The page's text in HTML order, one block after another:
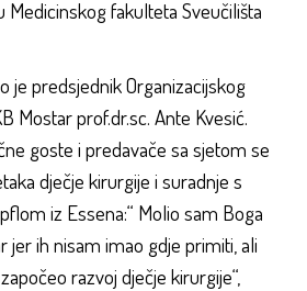
fakulteta Sveučilišta
je predsjednik Organizacijskog
Mostar prof.dr.sc. Ante Kvesić.
goste i predavače sa sjetom se
dječje kirurgije i suradnje s
iz Essena:“ Molio sam Boga
jer ih nisam imao gdje primiti, ali
razvoj dječje kirurgije“,